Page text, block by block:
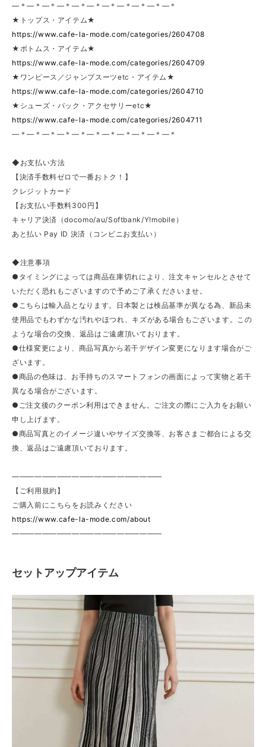
—＊—＊—＊—＊—＊—＊—＊—＊—＊—＊—＊
★トップス・アイテム★
https://www.cafe-la-mode.com/categories/2604708
★ボトムス・アイテム★
https://www.cafe-la-mode.com/categories/2604709
★ワンピース／ジャンプスーツetc・アイテム★
https://www.cafe-la-mode.com/categories/2604710
★シューズ・バック・アクセサリーetc★
https://www.cafe-la-mode.com/categories/2604711
—＊—＊—＊—＊—＊—＊—＊—＊—＊—＊—＊
◆お支払い方法
【決済手数料ゼロで一番おトク！】
クレジットカード
【お支払い手数料300円】
キャリア決済（docomo/au/Softbank/Y!mobile）
あと払い Pay ID 決済（コンビニお支払い）
◆注意事項
●タイミングによっては商品在庫切れにより、注文キャンセルとさせて
いただく恐れもございますので予めご了承くださいませ。
●こちらは輸入品となります。日本製とは検品基準が異なる為、新品未
使用品でもわずかな汚れやほつれ、キズがある場合もございます。この
ような場合の交換、返品はご遠慮頂いております。
●仕様変更により、商品写真から若干デザイン変更になります場合がご
ざいます。
●商品の色味は、お手持ちのスマートフォンの画面によって実物と若干
異なる場合がございます。
●ご注文後のクーポン利用はできません。ご注文の際にご入力をお願い
申し上げます。
●商品写真とのイメージ違いやサイズ交換等、お客さまご都合による交
換、返品はご遠慮頂いております。
————————————————————
【ご利用規約】
ご購入前にこちらをお読みください
https://www.cafe-la-mode.com/about
————————————————————
セットアップアイテム